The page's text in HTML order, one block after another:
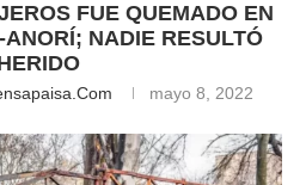
FUE QUEMADO EN
NADIE RESULTÓ
mayo 8, 2022